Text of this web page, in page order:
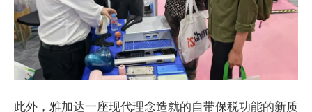
此外，雅加达一座现代理念造就的自带保税功能的新质